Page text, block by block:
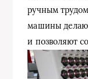
ручным
машины
и позволяют